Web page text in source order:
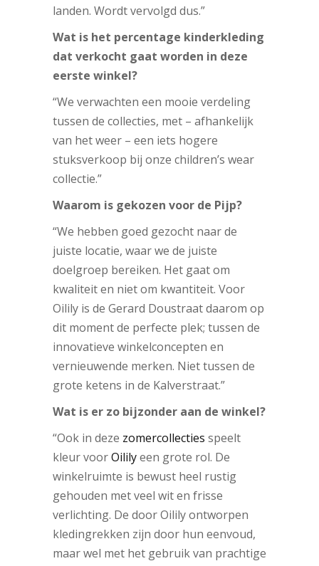
landen. Wordt vervolgd dus.”
Wat is het percentage kinderkleding
dat verkocht gaat worden in deze
eerste winkel?
“We verwachten een mooie verdeling
tussen de collecties, met – afhankelijk
van het weer – een iets hogere
stuksverkoop bij onze children’s wear
collectie.”
Waarom is gekozen voor de Pijp?
“We hebben goed gezocht naar de
juiste locatie, waar we de juiste
doelgroep bereiken. Het gaat om
kwaliteit en niet om kwantiteit. Voor
Oilily is de Gerard Doustraat daarom op
dit moment de perfecte plek; tussen de
innovatieve winkelconcepten en
vernieuwende merken. Niet tussen de
grote ketens in de Kalverstraat.”
Wat is er zo bijzonder aan de winkel?
“Ook in deze zomercollecties speelt
kleur voorOililyeen grote rol. De
winkelruimte is bewust heel rustig
gehouden met veel wit en frisse
verlichting. De door Oilily ontworpen
kledingrekken zijn door hun eenvoud,
maar wel met het gebruik van prachtige